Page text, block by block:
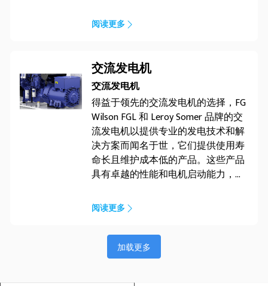
阅读更多
交流发电机
交流发电机
得益于领先的交流发电机的选择，FG
Wilson FGL 和 Leroy Somer 品牌的交
流发电机以提供专业的发电技术和解
决方案而闻名于世，它们提供使用寿
命长且维护成本低的产品。这些产品
具有卓越的性能和电机启动能力，专
阅读更多
加载更多